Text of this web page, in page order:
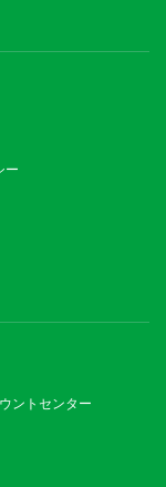
ー
ントセンター